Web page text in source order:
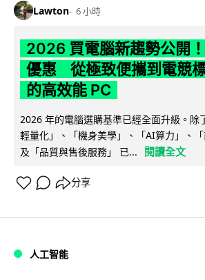
Lawton 6 小時
2026 買電腦新趨勢公開
優惠 從極致便攜到電競
的高效能 PC
2026 年的電腦選購基準已經全面升級。除
輕量化」、「機身美學」、「AI算力」、
及「品質與售後服務」 已...
閱讀全文
分享
人工智能